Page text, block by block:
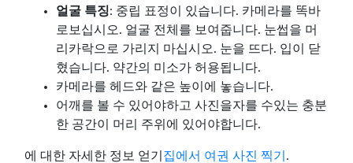
얼굴 특징: 중립 표정이 있습니다. 카메라를 똑바
로보십시오. 얼굴 전체를 보여줍니다. 눈썹을 머
리카락으로 가리지 마십시오. 눈을 뜨다. 입이 닫
혔습니다. 약간의 미소가 허용됩니다.
카메라를 헤드와 같은 높이에 놓습니다.
어깨를 볼 수 있어야하고 사진을자를 수있는 충분
한 공간이 머리 주위에 있어야합니다.
에 대한 자세한 정보 얻기 집에서 여권 사진 찍기 .